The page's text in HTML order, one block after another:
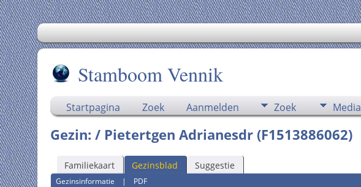
Stamboom Vennik
Startpagina Zoek Aanmelden Zoek Media
Gezin: / Pietertgen Adrianesdr (F1513886062)
Familiekaart Gezinsblad Suggestie
Gezinsinformatie | PDF